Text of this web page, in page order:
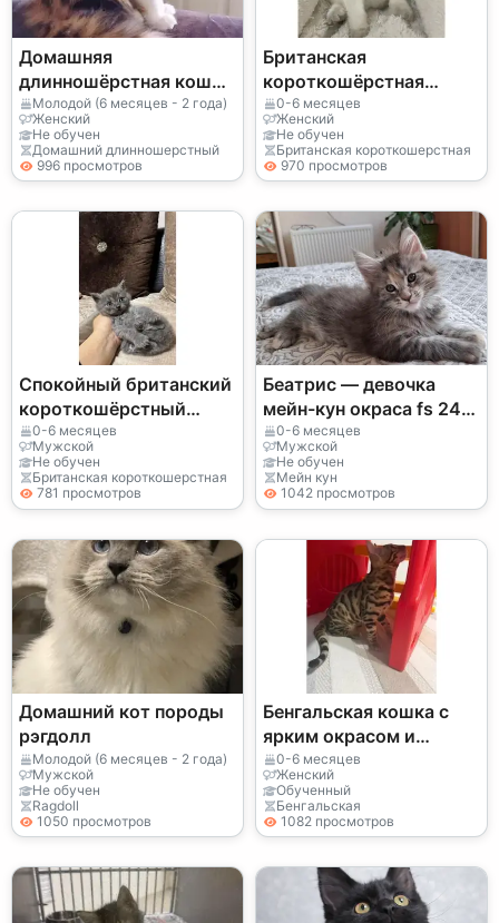
Домашняя
длинношёрстная кошка
на продажу
Молодой (6 месяцев - 2 года)
Женский
Не обучен
Домашний длинношерстный
996 просмотров
Британская
короткошёрстная
голубого окраса с
уравновешенным
характером
0-6 месяцев
Женский
Не обучен
Британская короткошерстная
970 просмотров
Спокойный британский
короткошёрстный
котёнок из домашнего
разведения
0-6 месяцев
Мужской
Не обучен
Британская короткошерстная
781 просмотров
Беатрис — девочка
мейн-кун окраса fs 24,
питомник EdenLight
(WCF).
0-6 месяцев
Мужской
Не обучен
Мейн кун
1042 просмотров
Домашний кот породы
рэгдолл
Молодой (6 месяцев - 2 года)
Мужской
Не обучен
Ragdoll
1050 просмотров
Бенгальская кошка с
ярким окрасом и
активным характером
0-6 месяцев
Женский
Обученный
Бенгальская
1082 просмотров